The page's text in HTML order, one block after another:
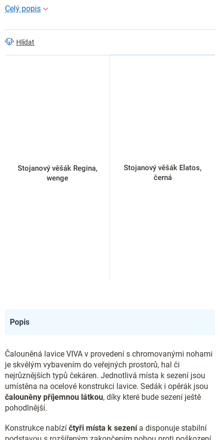
Hlídat
Stojanový věšák Regina,
wenge
Stojanový věšák Elatos,
černá
Popis
Čalouněná lavice VIVA v provedení s chromovanými nohami
je skvělým vybavením do veřejných prostorů, hal či
nejrůznějších typů čekáren. Jednotlivá místa k sezení jsou
umístěna na ocelové konstrukci lavice. Sedák i opěrák jsou
čalouněny příjemnou látkou, díky které bude sezení ještě
pohodlnější.
Konstrukce nabízí čtyři místa k sezenía disponuje stabilní